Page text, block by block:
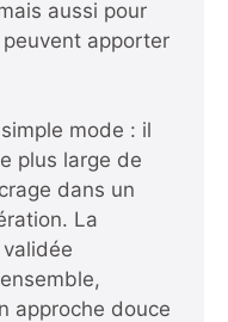
aussi pour
apporter
mode : il
plus large de
dans un
La
approche douce